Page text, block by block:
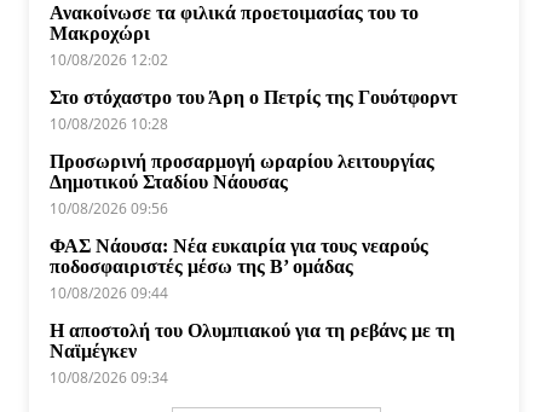
Ανακοίνωσε τα φιλικά προετοιμασίας του το
Μακροχώρι
10/08/2026 12:02
Στο στόχαστρο του Άρη ο Πετρίς της Γουότφορντ
10/08/2026 10:28
Προσωρινή προσαρμογή ωραρίου λειτουργίας
Δημοτικού Σταδίου Νάουσας
10/08/2026 09:56
ΦΑΣ Νάουσα: Νέα ευκαιρία για τους νεαρούς
ποδοσφαιριστές μέσω της Β’ ομάδας
10/08/2026 09:44
Η αποστολή του Ολυμπιακού για τη ρεβάνς με τη
Ναϊμέγκεν
10/08/2026 09:34